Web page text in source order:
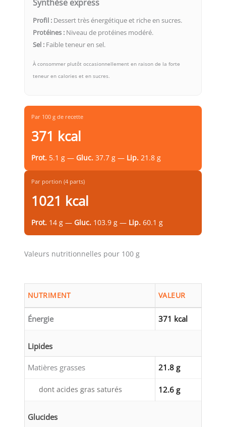
Synthèse express
Profil : Dessert très énergétique et riche en sucres.
Protéines : Niveau de protéines modéré.
Sel : Faible teneur en sel.
À consommer plutôt occasionnellement en raison de la forte
teneur en calories et en sucres.
Par 100 g de recette
371 kcal
Prot. 5.1 g — Gluc. 37.7 g — Lip. 21.8 g
Par portion (4 parts)
1021 kcal
Prot. 14 g — Gluc. 103.9 g — Lip. 60.1 g
Valeurs nutritionnelles pour 100 g
NUTRIMENT VALEUR
Énergie 371 kcal
Lipides
Matières grasses 21.8 g
dont acides gras saturés 12.6 g
Glucides